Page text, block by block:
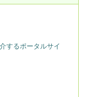
するポータルサイ